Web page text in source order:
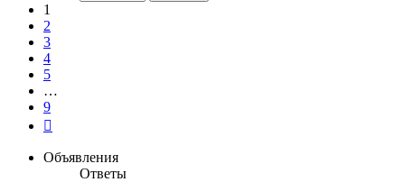
1
2
3
4
5
…
9
Объявления
Ответы